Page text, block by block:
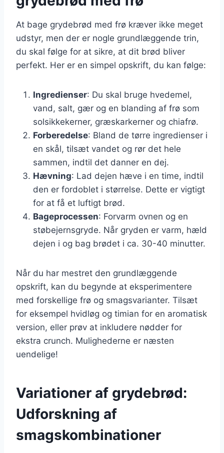
At bage grydebrød med frø kræver ikke meget
udstyr, men der er nogle grundlæggende trin,
du skal følge for at sikre, at dit brød bliver
perfekt. Her er en simpel opskrift, du kan følge:
Ingredienser: Du skal bruge hvedemel,
vand, salt, gær og en blanding af frø som
solsikkekerner, græskarkerner og chiafrø.
Forberedelse: Bland de tørre ingredienser i
en skål, tilsæt vandet og rør det hele
sammen, indtil det danner en dej.
Hævning: Lad dejen hæve i en time, indtil
den er fordoblet i størrelse. Dette er vigtigt
for at få et luftigt brød.
Bageprocessen: Forvarm ovnen og en
støbejernsgryde. Når gryden er varm, hæld
dejen i og bag brødet i ca. 30-40 minutter.
Når du har mestret den grundlæggende
opskrift, kan du begynde at eksperimentere
med forskellige frø og smagsvarianter. Tilsæt
for eksempel hvidløg og timian for en aromatisk
version, eller prøv at inkludere nødder for
ekstra crunch. Mulighederne er næsten
uendelige!
Variationer af grydebrød:
Udforskning af
smagskombinationer